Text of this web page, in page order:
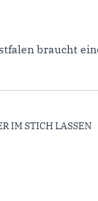
braucht
IM STICH LASSEN